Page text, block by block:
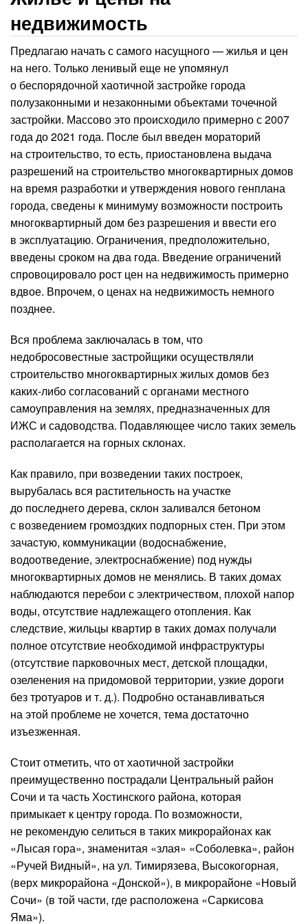
недвижимость
Предлагаю начать с самого насущного — жилья и цен
на него. Только ленивый еще не упомянул
о беспорядочной хаотичной застройке города
полузаконными и незаконными объектами точечной
застройки. Массово это происходило примерно с 2007
года до 2021 года. После был введен мораторий
на строительство, то есть, приостановлена выдача
разрешений на строительство многоквартирных домов
на время разработки и утверждения нового генплана
города, сведены к минимуму возможности построить
многоквартирный дом без разрешения и ввести его
в эксплуатацию. Ограничения, предположительно,
введены сроком на два года. Введение ограничений
спровоцировало рост цен на недвижимость примерно
вдвое. Впрочем, о ценах на недвижимость немного
позднее.
Вся проблема заключалась в том, что
недобросовестные застройщики осуществляли
строительство многоквартирных жилых домов без
каких-либо согласований с органами местного
самоуправления на землях, предназначенных для
ИЖС и садоводства. Подавляющее число таких земель
располагается на горных склонах.
Как правило, при возведении таких построек,
вырубалась вся растительность на участке
до последнего дерева, склон заливался бетоном
с возведением громоздких подпорных стен. При этом
зачастую, коммуникации (водоснабжение,
водоотведение, электроснабжение) под нужды
многоквартирных домов не менялись. В таких домах
наблюдаются перебои с электричеством, плохой напор
воды, отсутствие надлежащего отопления. Как
следствие, жильцы квартир в таких домах получали
полное отсутствие необходимой инфраструктуры
(отсутствие парковочных мест, детской площадки,
озеленения на придомовой территории, узкие дороги
без тротуаров и т. д.). Подробно останавливаться
на этой проблеме не хочется, тема достаточно
изъезженная.
Стоит отметить, что от хаотичной застройки
преимущественно пострадали Центральный район
Сочи и та часть Хостинского района, которая
примыкает к центру города. По возможности,
не рекомендую селиться в таких микрорайонах как
«Лысая гора», знаменитая «злая» «Соболевка», район
«Ручей Видный», на ул. Тимирязева, Высокогорная,
(верх микрорайона «Донской»), в микрорайоне «Новый
Сочи» (в той части, где расположена «Саркисова
Яма»).